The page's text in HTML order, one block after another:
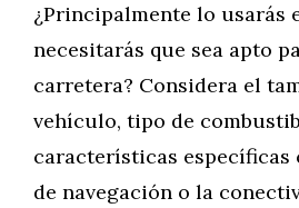
¿Principalmente lo usarás
necesitarás que sea apto
carretera? Considera el
vehículo, tipo de
características específicas
de navegación o la